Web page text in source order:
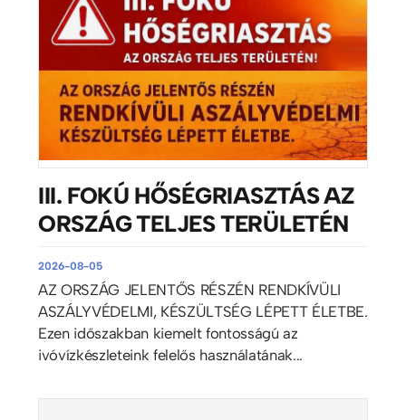
III. FOKÚ HŐSÉGRIASZTÁS AZ
ORSZÁG TELJES TERÜLETÉN
2026-08-05
AZ ORSZÁG JELENTŐS RÉSZÉN RENDKÍVÜLI
ASZÁLYVÉDELMI, KÉSZÜLTSÉG LÉPETT ÉLETBE.
Ezen időszakban kiemelt fontosságú az
ivóvízkészleteink felelős használatának...